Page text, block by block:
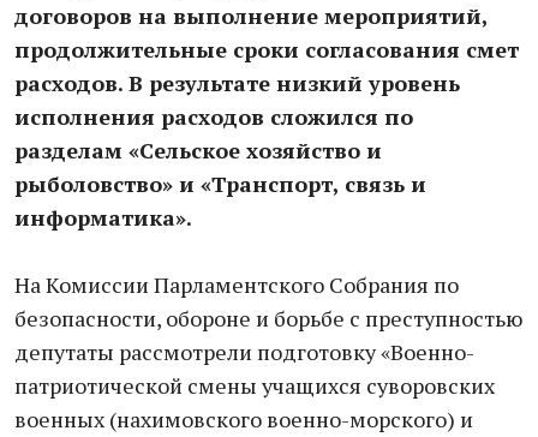
договоров на выполнение мероприятий,
продолжительные сроки согласования смет
расходов. В результате низкий уровень
исполнения расходов сложился по
разделам «Сельское хозяйство и
рыболовство» и «Транспорт, связь и
информатика».
На Комиссии Парламентского Собрания по
безопасности, обороне и борьбе с преступностью
депутаты рассмотрели подготовку «Военно-
патриотической смены учащихся суворовских
военных (нахимовского военно-морского) и